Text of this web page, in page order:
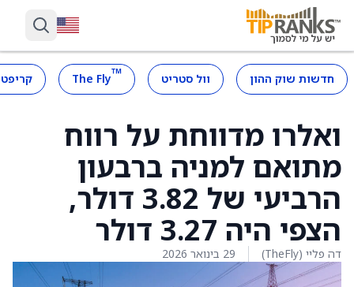
חדשות שוק ההון וול סטריט ™
The Fly
ואלרו מדווחת על רווח
מתואם למניה ברבעון
הרביעי של 3.82 דולר,
הצפי היה 3.27 דולר
דה פליי (TheFly) 29 בינואר 2026